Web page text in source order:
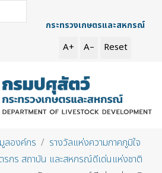
กระทรวงเกษตรและสหกรณ์
A+ A– Reset
ลองค์กร
รางวัลแห่งความภาคภูมิใจ
รกร สถาบัน และสหกรณ์ดีเด่นแห่งชาติ